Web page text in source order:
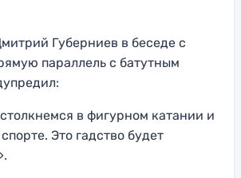
Губерниев в беседе с
параллель с батутным
в фигурном катании и
Это гадство будет